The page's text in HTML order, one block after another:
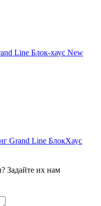
Line Блок-хаус New
Grand Line БлокХаус
Задайте их нам